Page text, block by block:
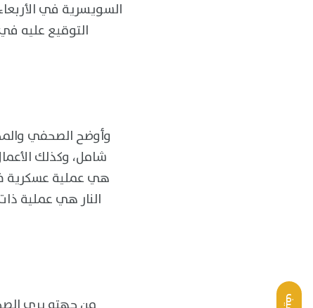
التوقيع عليه
وأوضح الصحفي
شامل، وكذلك
هي عملية عسكرية
النار هي عملية